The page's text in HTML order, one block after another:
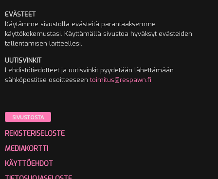
EVÄSTEET
Käytämme sivustolla evästeitä parantaaksemme
käyttökokemustasi. Käyttämällä sivustoa hyväksyt evästeiden
tallentamisen laitteellesi.
UUTISVINKIT
Lehdistötiedotteet ja uutisvinkit pyydetään lähettämään
sähköpostitse osoitteeseentoimitus@respawn.fi
SIVUSTOSTA
REKISTERISELOSTE
MEDIAKORTTI
KÄYTTÖEHDOT